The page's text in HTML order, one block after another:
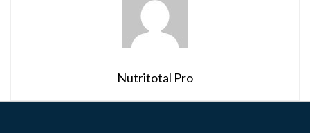
Nutritotal Pro